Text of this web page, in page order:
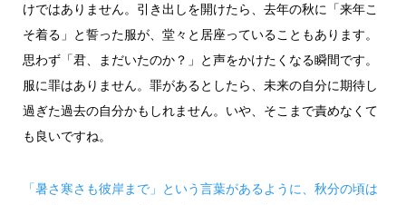
けではありません。引き出しを開けたら、去年の秋に「来年こ
そ着る」と誓った服が、堂々と居座っていることもあります。
思わず「君、まだいたのか？」と声をかけたくなる瞬間です。
服に罪はありません。罪があるとしたら、未来の自分に期待し
過ぎた過去の自分かもしれません。いや、そこまで責めなくて
も良いですね。
「暑さ寒さも彼岸まで」という言葉があるように、秋分の頃は